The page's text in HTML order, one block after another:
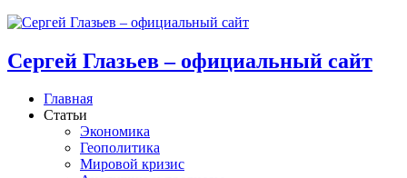
Сергей Глазьев – официальный сайт
Главная
Статьи
Экономика
Геополитика
Мировой кризис